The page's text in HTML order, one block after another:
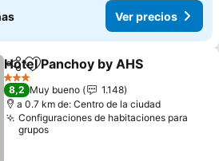
Ver precios
CompartirAgregar a favoritos
Hotel Panchoy by AHS
3 Estrellas
8,2 Muy bueno
1.148
a 0.7 km de: Centro de la ciudad
Configuraciones de habitaciones para
grupos